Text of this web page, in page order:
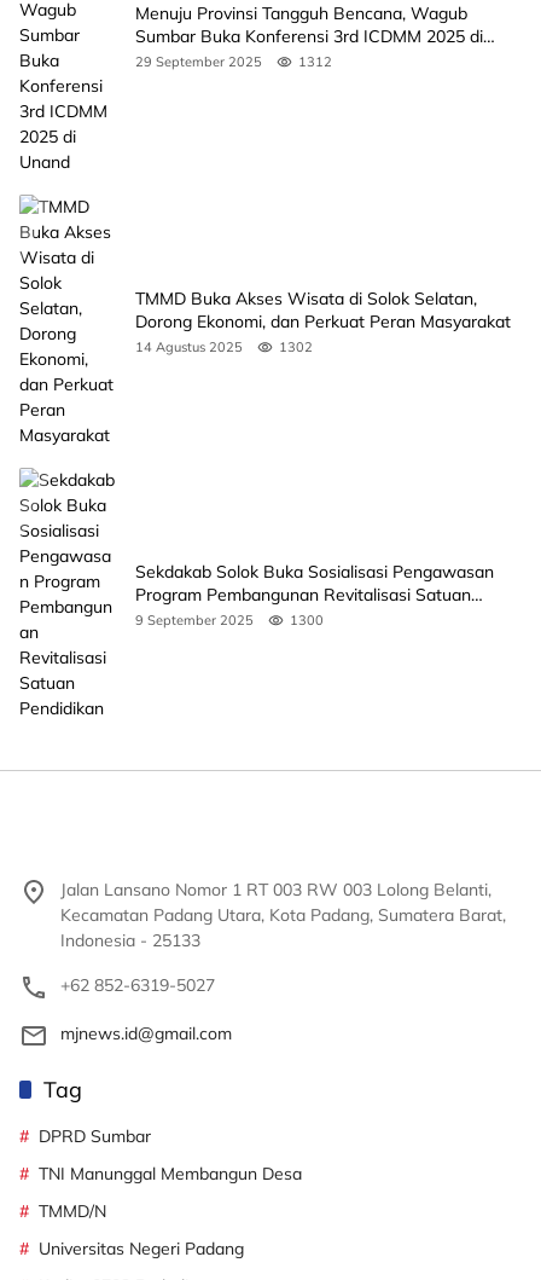
Menuju Provinsi Tangguh Bencana, Wagub
Sumbar Buka Konferensi 3rd ICDMM 2025 di
Unand
29 September 2025 1312
TMMD Buka Akses Wisata di Solok Selatan,
Dorong Ekonomi, dan Perkuat Peran Masyarakat
14 Agustus 2025 1302
Sekdakab Solok Buka Sosialisasi Pengawasan
Program Pembangunan Revitalisasi Satuan
Pendidikan
9 September 2025 1300
Jalan Lansano Nomor 1 RT 003 RW 003 Lolong Belanti,
Kecamatan Padang Utara, Kota Padang, Sumatera Barat,
Indonesia - 25133
+62 852-6319-5027
mjnews.id@gmail.com
Tag
DPRD Sumbar
TNI Manunggal Membangun Desa
TMMD/N
Universitas Negeri Padang